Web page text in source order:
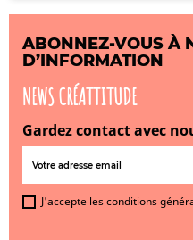
ABONNEZ-VOUS À
D’INFORMATION
NEWS CRÉATTITUDE
Gardez contact avec
J'accepte les conditions